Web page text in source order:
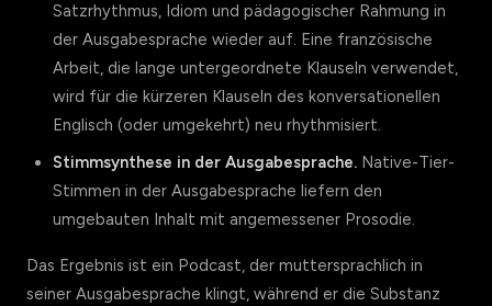
Satzrhythmus, Idiom und pädagogischer Rahmung in
der Ausgabesprache wieder auf. Eine französische
Arbeit, die lange untergeordnete Klauseln verwendet,
wird für die kürzeren Klauseln des konversationellen
Englisch (oder umgekehrt) neu rhythmisiert.
Stimmsynthese in der Ausgabesprache. Native-Tier-
Stimmen in der Ausgabesprache liefern den
umgebauten Inhalt mit angemessener Prosodie.
Das Ergebnis ist ein Podcast, der muttersprachlich in
seiner Ausgabesprache klingt, während er die Substanz